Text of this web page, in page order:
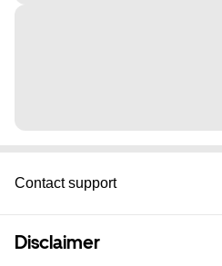
Contact support
Disclaimer